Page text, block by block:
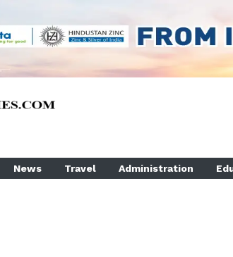
News Travel Administration